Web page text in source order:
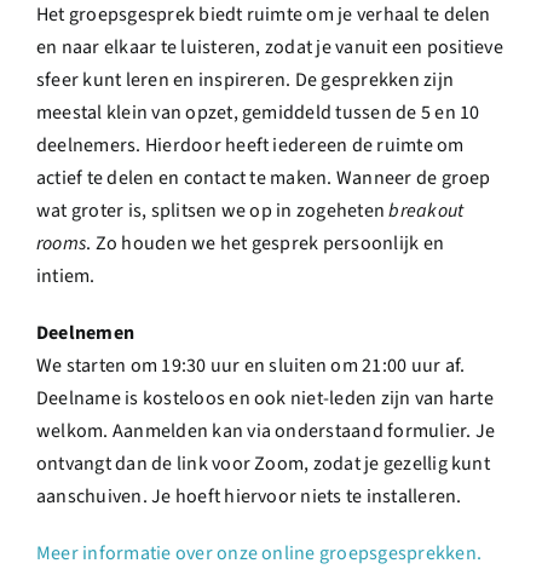
Het groepsgesprek biedt ruimte om je verhaal te delen
en naar elkaar te luisteren, zodat je vanuit een positieve
sfeer kunt leren en inspireren. De gesprekken zijn
meestal klein van opzet, gemiddeld tussen de 5 en 10
deelnemers. Hierdoor heeft iedereen de ruimte om
actief te delen en contact te maken. Wanneer de groep
wat groter is, splitsen we op in zogehetenbreakout
rooms. Zo houden we het gesprek persoonlijk en
intiem.
Deelnemen
We starten om 19:30 uur en sluiten om 21:00 uur af.
Deelname is kosteloos en ook niet-leden zijn van harte
welkom. Aanmelden kan via onderstaand formulier. Je
ontvangt dan de link voor Zoom, zodat je gezellig kunt
aanschuiven. Je hoeft hiervoor niets te installeren.
Meer informatie over onze online groepsgesprekken.